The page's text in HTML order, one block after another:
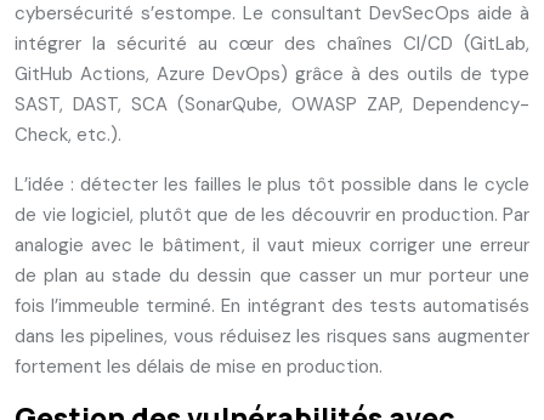
cybersécurité s’estompe. Le consultant DevSecOps aide à
intégrer la sécurité au cœur des chaînes CI/CD (GitLab,
GitHub Actions, Azure DevOps) grâce à des outils de type
SAST, DAST, SCA (SonarQube, OWASP ZAP, Dependency-
Check, etc.).
L’idée : détecter les failles le plus tôt possible dans le cycle
de vie logiciel, plutôt que de les découvrir en production. Par
analogie avec le bâtiment, il vaut mieux corriger une erreur
de plan au stade du dessin que casser un mur porteur une
fois l’immeuble terminé. En intégrant des tests automatisés
dans les pipelines, vous réduisez les risques sans augmenter
fortement les délais de mise en production.